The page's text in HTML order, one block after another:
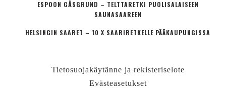
ESPOON GÅSGRUND – TELTTARETKI PUOLISALAISEEN
SAUNASAAREEN
HELSINGIN SAARET – 10 X SAARIRETKELLE PÄÄKAUPUNGISSA
Tietosuojakäytänne ja rekisteriselote
Evästeasetukset